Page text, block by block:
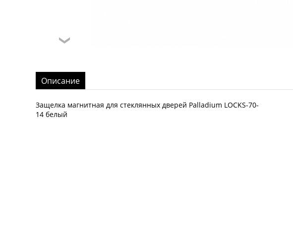
Описание
Защелка магнитная для стеклянных дверей Palladium LOCKS-70-
14 белый